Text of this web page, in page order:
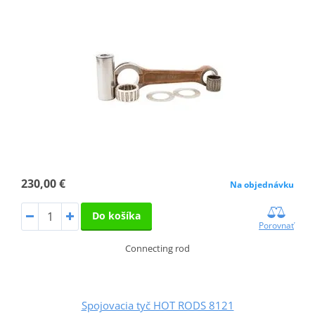
230,00 € Na objednávku
Do košíka
Porovnať
Connecting rod
Spojovacia tyč HOT RODS 8121